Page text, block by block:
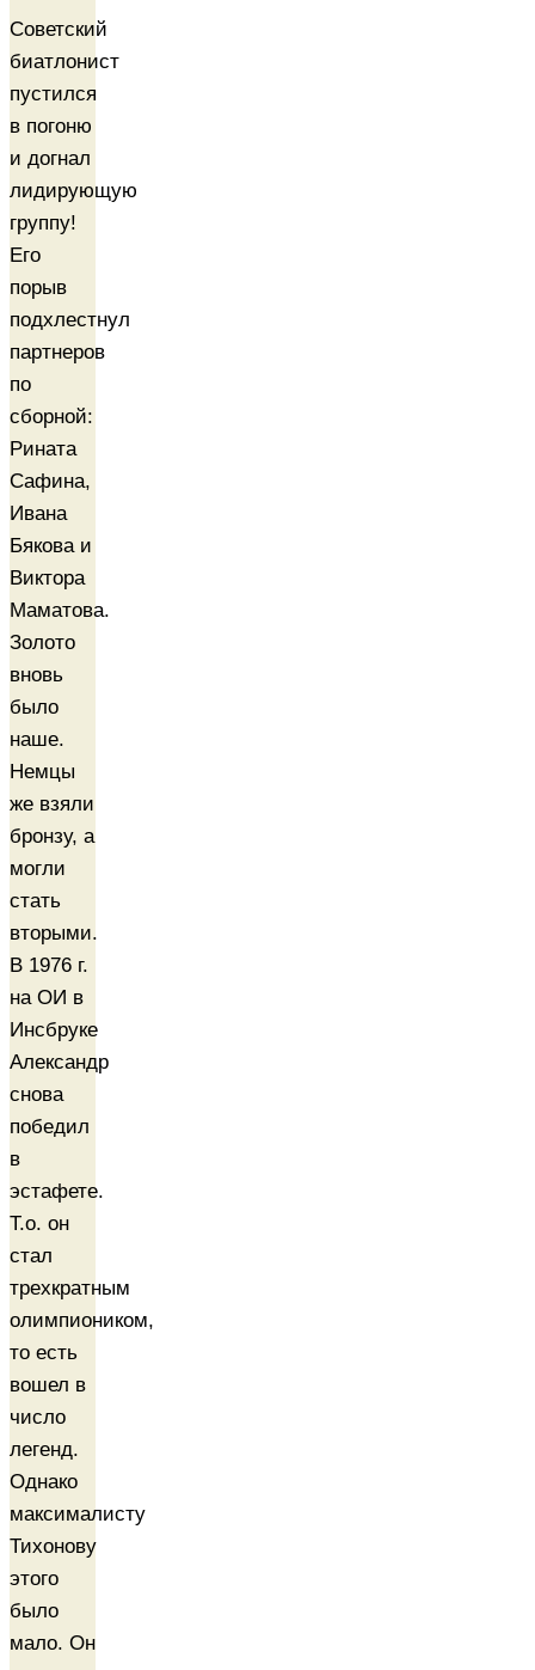
Советский
биатлонист
пустился
в погоню
и догнал
лидирующую
группу!
Его
порыв
подхлестнул
партнеров
по
сборной:
Рината
Сафина,
Ивана
Бякова и
Виктора
Маматова.
Золото
вновь
было
наше.
Немцы
же взяли
бронзу, а
могли
стать
вторыми.
В 1976 г.
на ОИ в
Инсбруке
Александр
снова
победил
в
эстафете.
Т.о. он
стал
трехкратным
олимпиоником,
то есть
вошел в
число
легенд.
Однако
максималисту
Тихонову
этого
было
мало. Он